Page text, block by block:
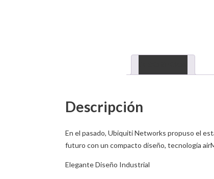
Descripción
En el pasado, Ubiquiti Networks propuso el
futuro con un compacto diseño, tecnología
Elegante Diseño Industrial